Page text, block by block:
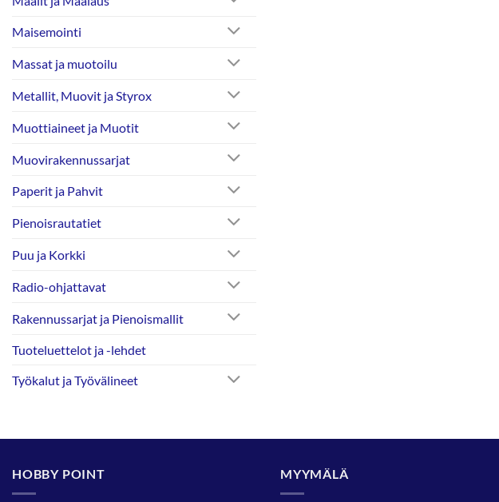
Maisemointi
Massat ja muotoilu
Metallit, Muovit ja Styrox
Muottiaineet ja Muotit
Muovirakennussarjat
Paperit ja Pahvit
Pienoisrautatiet
Puu ja Korkki
Radio-ohjattavat
Rakennussarjat ja Pienoismallit
Tuoteluettelot ja -lehdet
Työkalut ja Työvälineet
HOBBY POINT MYYMÄLÄ